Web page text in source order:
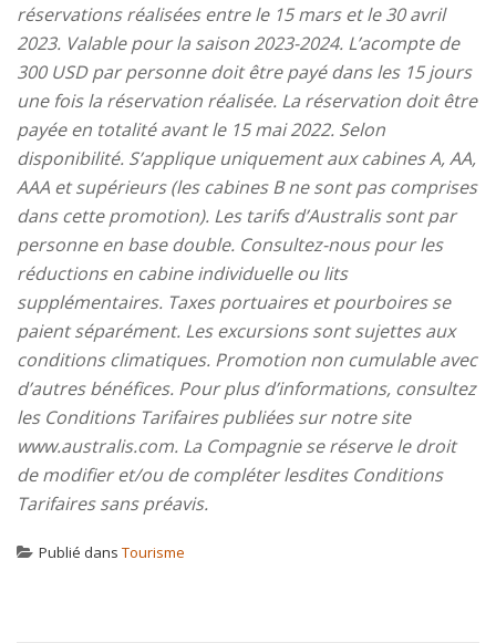
réservations réalisées entre le 15 mars et le 30 avril
2023. Valable pour la saison 2023-2024. L’acompte de
300 USD par personne doit être payé dans les 15 jours
une fois la réservation réalisée. La réservation doit être
payée en totalité avant le 15 mai 2022. Selon
disponibilité. S’applique uniquement aux cabines A, AA,
AAA et supérieurs (les cabines B ne sont pas comprises
dans cette promotion). Les tarifs d’Australis sont par
personne en base double. Consultez-nous pour les
réductions en cabine individuelle ou lits
supplémentaires. Taxes portuaires et pourboires se
paient séparément. Les excursions sont sujettes aux
conditions climatiques. Promotion non cumulable avec
d’autres bénéfices. Pour plus d’informations, consultez
les Conditions Tarifaires publiées sur notre site
www.australis.com. La Compagnie se réserve le droit
de modifier et/ou de compléter lesdites Conditions
Tarifaires sans préavis.
Publié dans Tourisme